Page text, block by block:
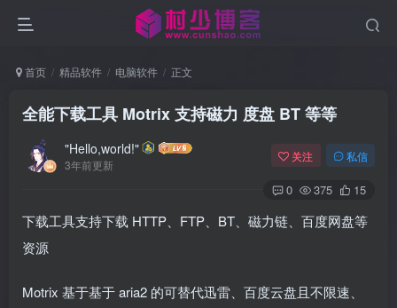
首页 精品软件 电脑软件 正文
全能下载工具 Motrix 支持磁力 度盘 BT 等等
"Hello,world!"
3年前更新
关注 私信
0 375 15
下载工具支持下载 HTTP、FTP、BT、磁力链、百度网盘等
资源
Motrix 基于基于 aria2 的可替代迅雷、百度云盘且不限速、